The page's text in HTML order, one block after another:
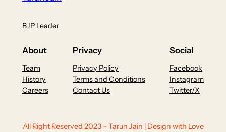
BJP Leader
About
Team
History
Careers
Privacy
Privacy Policy
Terms and Conditions
Contact Us
Social
Facebook
Instagram
Twitter/X
All Right Reserved 2023 – Tarun Jain | Design with Love